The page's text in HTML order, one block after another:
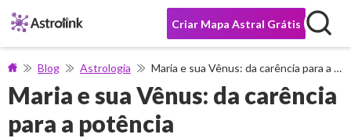
Criar Mapa Astral Grátis
Blog Astrologia Maria e sua Vênus: da carência para a potência
Maria e sua Vênus: da carência
para a potência